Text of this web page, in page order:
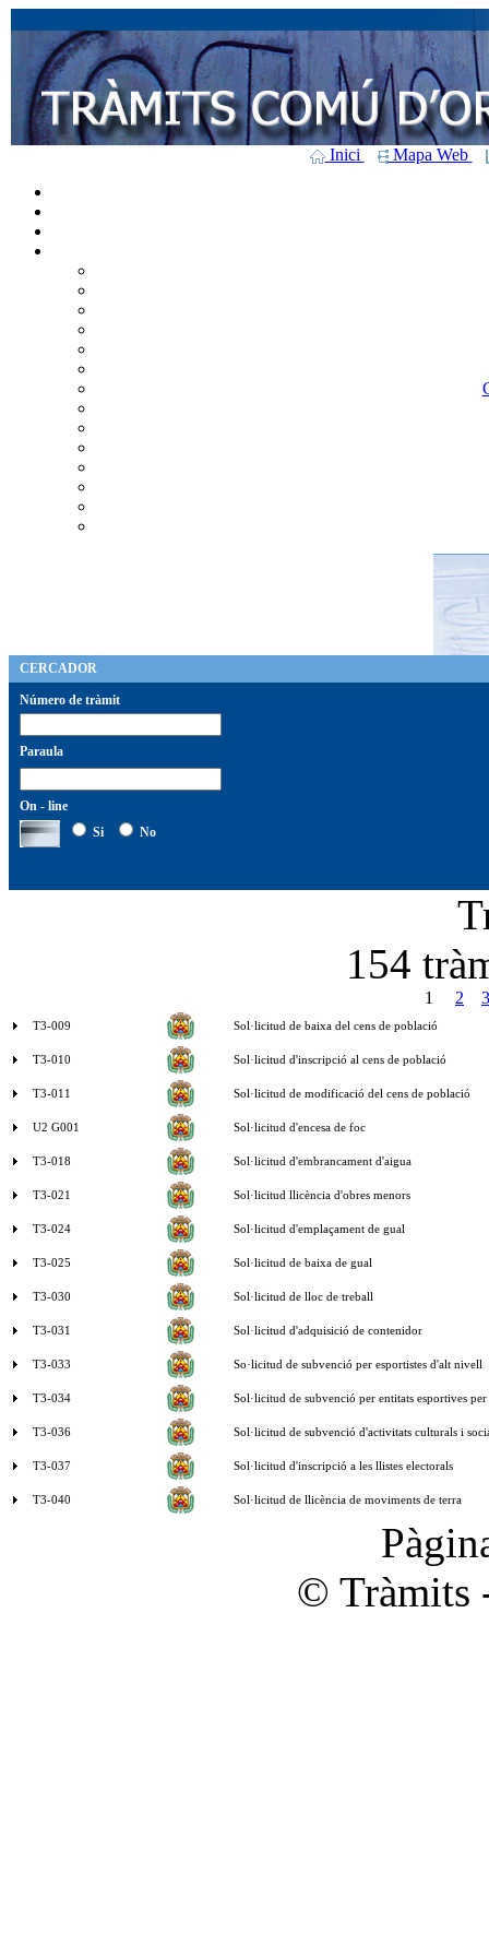
Inici Mapa Web
CERCADOR
Número de tràmit
Paraula
On - line
Si
No
154
1 2 3
T3-009 Sol·licitud de baixa del cens de població
T3-010 Sol·licitud d'inscripció al cens de població
T3-011 Sol·licitud de modificació del cens de població
U2 G001 Sol·licitud d'encesa de foc
T3-018 Sol·licitud d'embrancament d'aigua
T3-021 Sol·licitud llicència d'obres menors
T3-024 Sol·licitud d'emplaçament de gual
T3-025 Sol·licitud de baixa de gual
T3-030 Sol·licitud de lloc de treball
T3-031 Sol·licitud d'adquisició de contenidor
T3-033 So·licitud de subvenció per esportistes d'alt nivell
T3-034 Sol·licitud de subvenció per entitats esportives
T3-036 Sol·licitud de subvenció d'activitats culturals i
T3-037 Sol·licitud d'inscripció a les llistes electorals
T3-040 Sol·licitud de llicència de moviments de terra
© Tràmits